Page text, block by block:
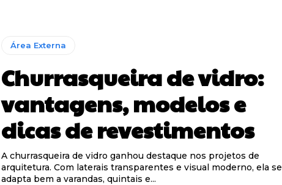
Área Externa
Churrasqueira de vidro:
vantagens, modelos e
dicas de revestimentos
A churrasqueira de vidro ganhou destaque nos projetos de
arquitetura. Com laterais transparentes e visual moderno, ela se
adapta bem a varandas, quintais e...